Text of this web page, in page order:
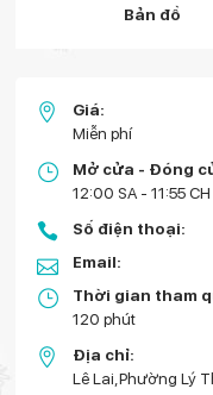
Bản đồ
Giá:
Miễn phí
Mở cửa - Đóng
12:00 SA - 11:55 CH
Số điện thoại:
Email:
Thời gian tham
120 phút
Địa chỉ:
Lê Lai,Phường Lý